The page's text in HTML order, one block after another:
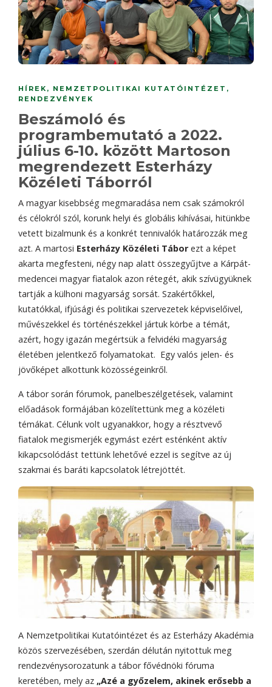
HÍREK , NEMZETPOLITIKAI KUTATÓINTÉZET ,
RENDEZVÉNYEK
Beszámoló és
programbemutató a 2022.
július 6-10. között Martoson
megrendezett Esterházy
Közéleti Táborról
A magyar kisebbség megmaradása nem csak számokról
és célokról szól, korunk helyi és globális kihívásai, hitünkbe
vetett bizalmunk és a konkrét tennivalók határozzák meg
azt. A martosi Esterházy Közéleti Tábor ezt a képet
akarta megfesteni, négy nap alatt összegyűjtve a Kárpát-
medencei magyar fiatalok azon rétegét, akik szívügyüknek
tartják a külhoni magyarság sorsát. Szakértőkkel,
kutatókkal, ifjúsági és politikai szervezetek képviselőivel,
művészekkel és történészekkel jártuk körbe a témát,
azért, hogy igazán megértsük a felvidéki magyarság
életében jelentkező folyamatokat. Egy valós jelen- és
jövőképet alkottunk közösségeinkről.
A tábor során fórumok, panelbeszélgetések, valamint
előadások formájában közelítettünk meg a közéleti
témákat. Célunk volt ugyanakkor, hogy a résztvevő
fiatalok megismerjék egymást ezért esténként aktív
kikapcsolódást tettünk lehetővé ezzel is segítve az új
szakmai és baráti kapcsolatok létrejöttét.
A Nemzetpolitikai Kutatóintézet és az Esterházy Akadémia
közös szervezésében, szerdán délután nyitottuk meg
rendezvénysorozatunk a tábor fővédnöki fóruma
keretében, mely az „Azé a győzelem, akinek erősebb a